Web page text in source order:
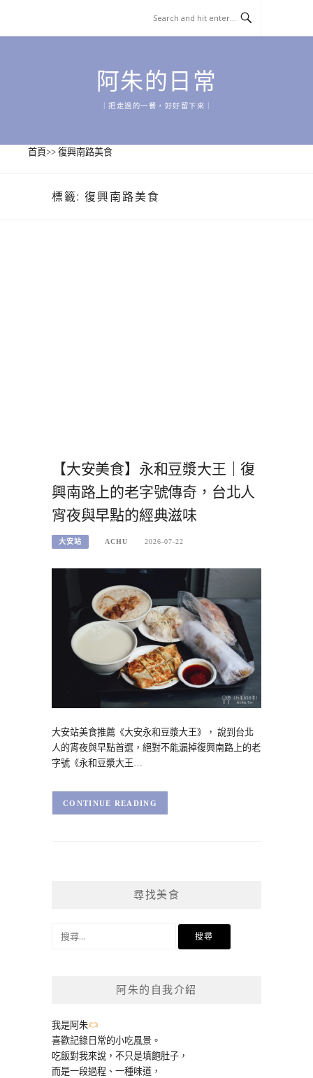
content
阿朱的日常
｜把走過的一餐，好好留下來｜
首頁>> 復興南路美食
標籤: 復興南路美食
【大安美食】永和豆漿大王｜復
興南路上的老字號傳奇，台北人
宵夜與早點的經典滋味
大安站 ACHU 2026-07-22
大安站美食推薦《大安永和豆漿大王》， 說到台北
人的宵夜與早點首選，絕對不能漏掉復興南路上的老
字號《永和豆漿大王…
CONTINUE READING
尋找美食
阿朱的自我介紹
我是阿朱
喜歡記錄日常的小吃風景。
吃飯對我來說，不只是填飽肚子，
而是一段過程、一種味道，